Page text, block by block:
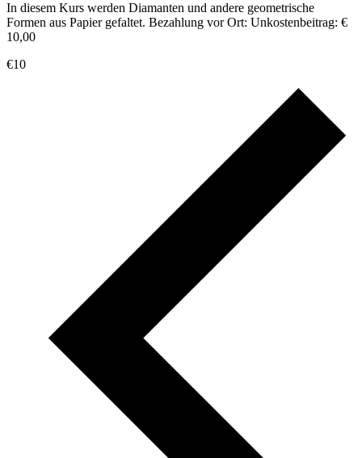
In diesem Kurs werden Diamanten und andere geometrische
Formen aus Papier gefaltet. Bezahlung vor Ort: Unkostenbeitrag: €
10,00
€10